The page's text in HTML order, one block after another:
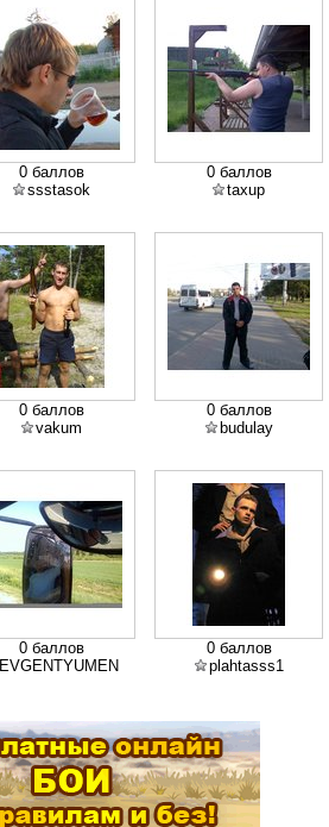
0 баллов
ssstasok
0 баллов
taxup
0 баллов
vakum
0 баллов
budulay
0 баллов
EVGENTYUMEN
0 баллов
plahtasss1